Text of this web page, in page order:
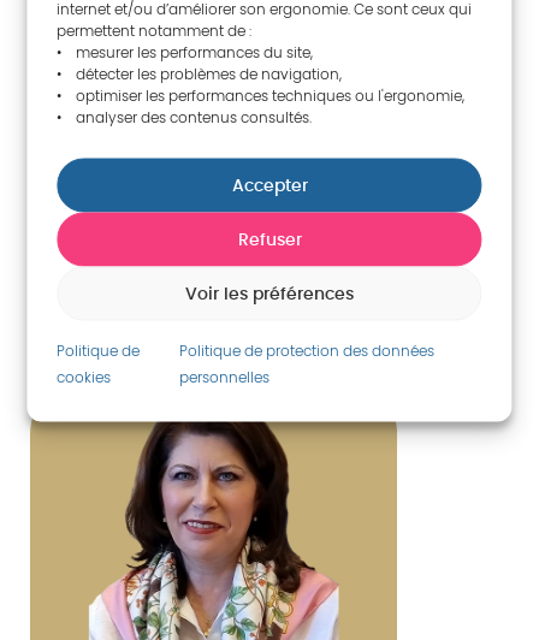
internet et/ou d’améliorer son ergonomie. Ce sont ceux qui
permettent notamment de :
• mesurer les performances du site,
• détecter les problèmes de navigation,
• optimiser les performances techniques ou l'ergonomie,
• analyser des contenus consultés.
Accepter
Refuser
Voir les préférences
Politique de
cookies
Politique de protection des données
personnelles
3e vice-présidence
Zara Ibrahim Mahamat Itno